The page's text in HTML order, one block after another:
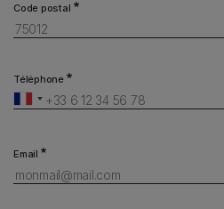
Code postal
Téléphone
Email